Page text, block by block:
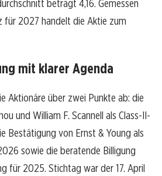
beträgt 4,16. Gemessen
für 2027 handelt die Aktie zum
mit klarer Agenda
Aktionäre über zwei Punkte ab: die
und William F. Scannell als Class-II-
Bestätigung von Ernst & Young als
sowie die beratende Billigung
für 2025. Stichtag war der 17. April